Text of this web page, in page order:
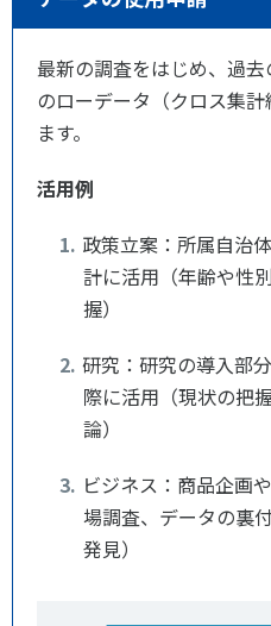
最新の調査をはじめ、過
のローデータ（クロス集
ます。
活用例
政策立案：所属自治
計に活用（年齢や性
握）
研究：研究の導入部
際に活用（現状の把
論）
ビジネス：商品企画
場調査、データの裏
発見）